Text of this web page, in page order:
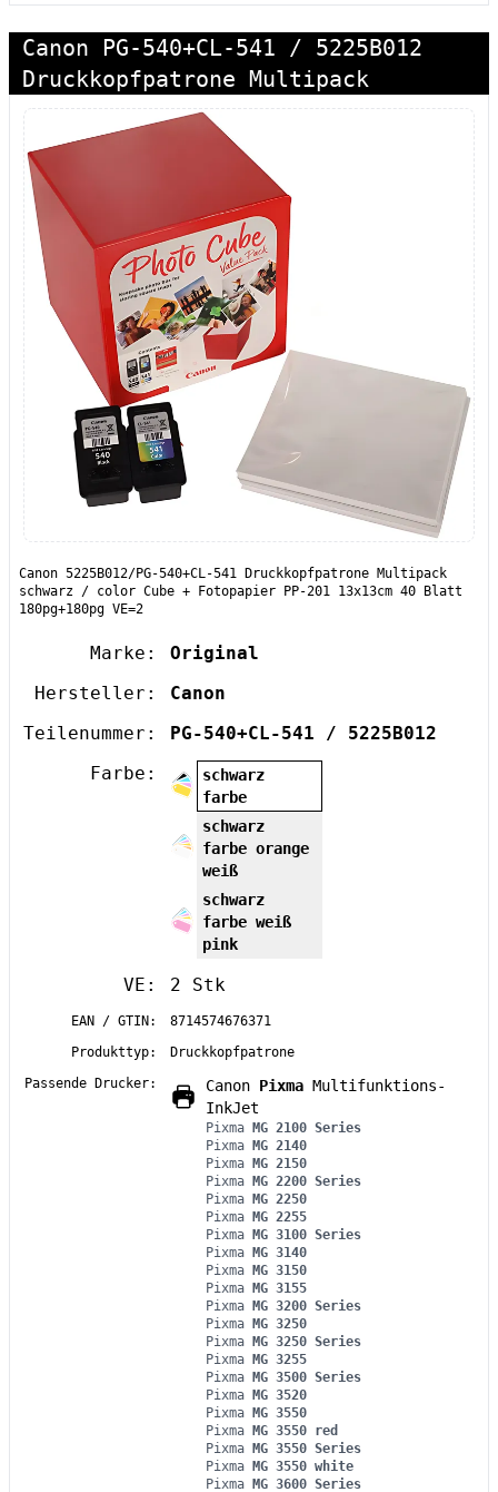
Canon PG-540+CL-541 / 5225B012
Druckkopfpatrone Multipack
Canon 5225B012/PG-540+CL-541 Druckkopfpatrone Multipack
schwarz / color Cube + Fotopapier PP-201 13x13cm 40 Blatt
180pg+180pg VE=2
Marke:
Original
Hersteller:
Canon
Teilenummer:
PG-540+CL-541 / 5225B012
Farbe:
schwarz
farbe
schwarz
farbe orange
weiß
schwarz
farbe weiß
pink
VE: 2 Stk
EAN / GTIN:
8714574676371
Produkttyp:
Druckkopfpatrone
Passende Drucker:
Canon Pixma Multifunktions-
InkJet
Pixma MG 2100 Series
Pixma MG 2140
Pixma MG 2150
Pixma MG 2200 Series
Pixma MG 2250
Pixma MG 2255
Pixma MG 3100 Series
Pixma MG 3140
Pixma MG 3150
Pixma MG 3155
Pixma MG 3200 Series
Pixma MG 3250
Pixma MG 3250 Series
Pixma MG 3255
Pixma MG 3500 Series
Pixma MG 3520
Pixma MG 3550
Pixma MG 3550 red
Pixma MG 3550 Series
Pixma MG 3550 white
Pixma MG 3600 Series